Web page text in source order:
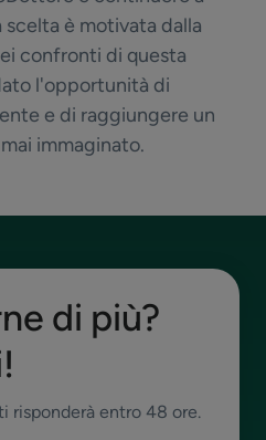
scelta è motivata dalla
confronti di questa
l'opportunità di
e di raggiungere un
immaginato.
di più?
risponderà entro 48 ore.